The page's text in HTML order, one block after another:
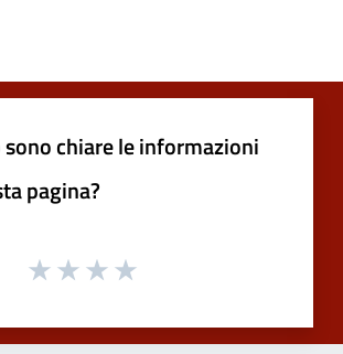
sono chiare le informazioni
pagina?